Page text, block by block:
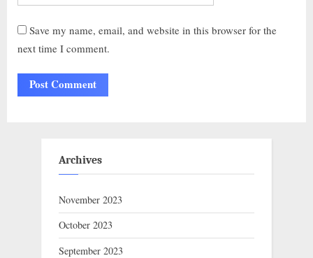
Save my name, email, and website in this browser for the
next time I comment.
Archives
November 2023
October 2023
September 2023